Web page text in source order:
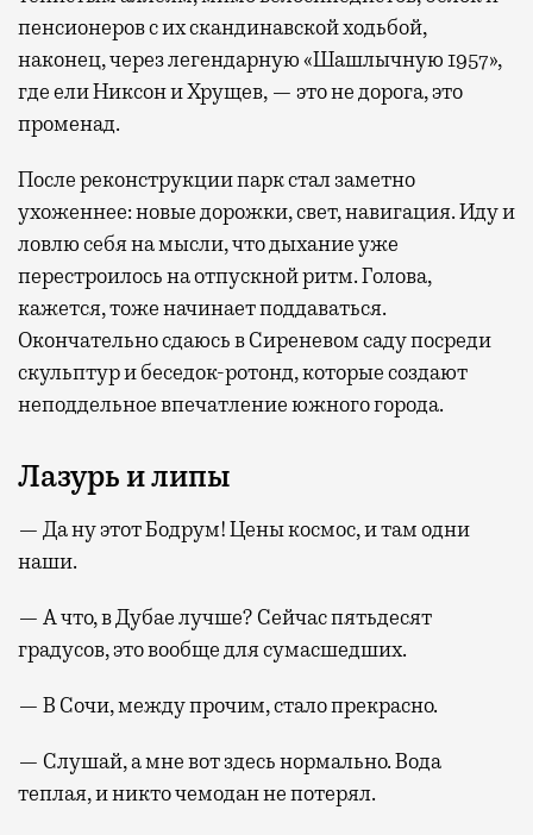
пенсионеров с их скандинавской ходьбой,
наконец, через легендарную «Шашлычную 1957»,
где ели Никсон и Хрущев, — это не дорога, это
променад.
После реконструкции парк стал заметно
ухоженнее: новые дорожки, свет, навигация. Иду и
ловлю себя на мысли, что дыхание уже
перестроилось на отпускной ритм. Голова,
кажется, тоже начинает поддаваться.
Окончательно сдаюсь в Сиреневом саду посреди
скульптур и беседок-ротонд, которые создают
неподдельное впечатление южного города.
Лазурь и липы
— Да ну этот Бодрум! Цены космос, и там одни
наши.
— А что, в Дубае лучше? Сейчас пятьдесят
градусов, это вообще для сумасшедших.
— В Сочи, между прочим, стало прекрасно.
— Слушай, а мне вот здесь нормально. Вода
теплая, и никто чемодан не потерял.